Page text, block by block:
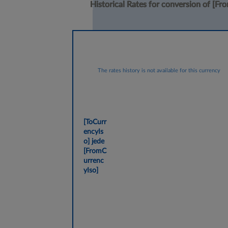
Historical Rates for conversion of
Historical Rates for conversion of
Historical Rates for conversion of
Historical Rates for conversion of
[ToCurr
encyIs
o]
jede
[FromC
urrenc
yIso]
The rates history is not available for this currency